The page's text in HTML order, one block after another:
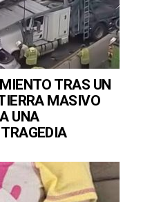
TRAS UN
MASIVO
UNA